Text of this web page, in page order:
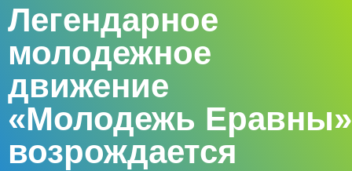
Легендарное
молодежное
движение
«Молодежь Еравны»
возрождается